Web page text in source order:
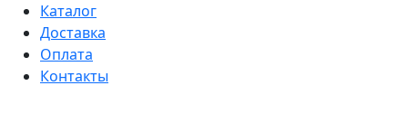
Каталог
Доставка
Оплата
Контакты